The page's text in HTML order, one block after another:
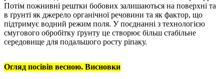
Потім пожнивні рештки бобових залишаються на поверхні та
в ґрунті як джерело органічної речовини та як фактор, що
підтримує водний режим поля. У поєднанні з технологією
смугового обробітку ґрунту це створює більш стабільне
середовище для подальшого росту ріпаку.
Огляд посівів весною. Висновки